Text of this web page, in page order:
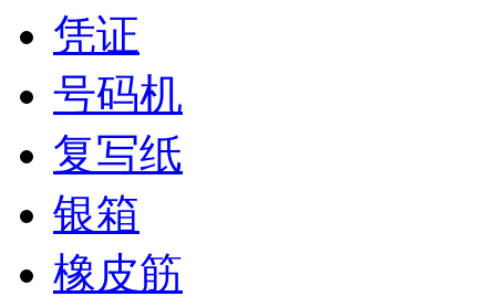
凭证
号码机
复写纸
银箱
橡皮筋